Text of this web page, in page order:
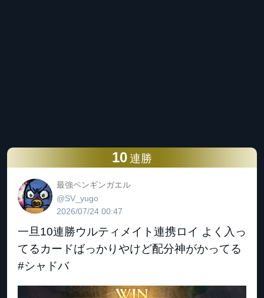
10 連勝
最強ペンギンガエル
@SV_yugo
2026/07/24 00:47
一旦10連勝ウルティメイト連携ロイ よく入っ
てるカードばっかりやけど配分神がかってる
#シャドバ